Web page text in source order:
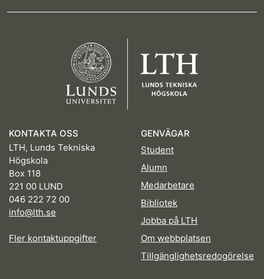
KONTAKTA OSS
LTH, Lunds Tekniska
Högskola
Box 118
221 00 LUND
046 222 72 00
info@lth.se
Fler kontaktuppgifter
GENVÄGAR
Student
Alumn
Medarbetare
Bibliotek
Jobba på LTH
Om webbplatsen
Tillgänglighetsredogörelse